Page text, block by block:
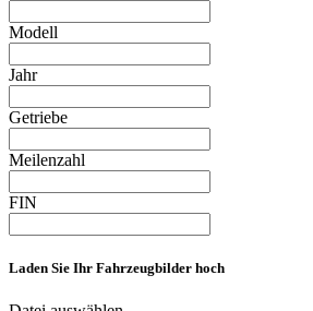
Modell
Jahr
Getriebe
Meilenzahl
FIN
Laden Sie Ihr Fahrzeugbilder hoch